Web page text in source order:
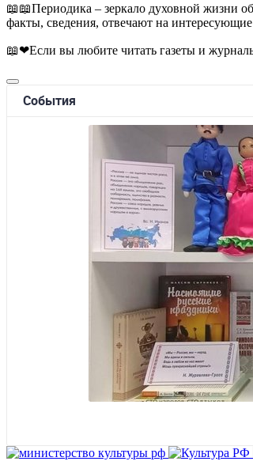
📖📖Периодика – зеркало духовной жизни
факты, сведения, отвечают на
📖❤Если вы любите читать газеты и